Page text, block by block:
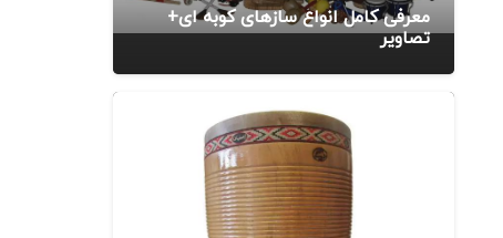
معرفی کامل انواع سازهای کوبه ای+
تصاویر